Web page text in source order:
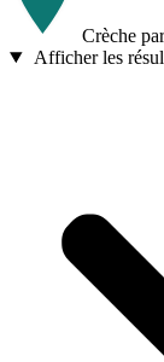
Crèche
Afficher les